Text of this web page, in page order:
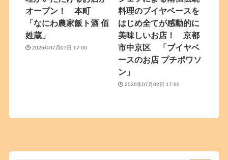
オープン！ 本町
「なにわ農家飯ト酒 佰
姓蔵」
2026年07月07日 17:00
料理のブイヤベースを
はじめ全てが感動的に
美味しいお店！ 京都
市中京区 「ブイヤベ
ースのお店 プチポワソ
ン」
2026年07月02日 17:00